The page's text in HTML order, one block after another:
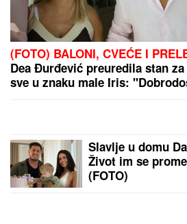
(FOTO) BALONI, CVEĆE I
Dea Đurđević preuredila stan
sve u znaku male Iris:
Slavlje u domu
Život im se
(FOTO)